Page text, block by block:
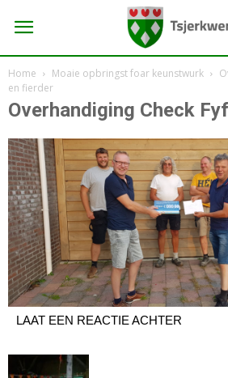
Home Moaie opbringst foar keunstwurk
en fierder
Overhandiging Check
LAAT EEN REACTIE ACHTER